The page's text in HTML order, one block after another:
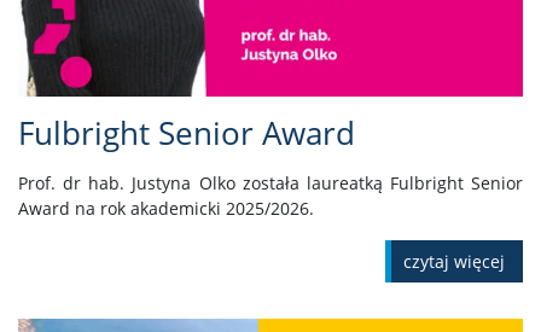
Fulbright Senior Award
Prof. dr hab. Justyna Olko została laureatką Fulbright Senior
Award na rok akademicki 2025/2026.
czytaj więcej